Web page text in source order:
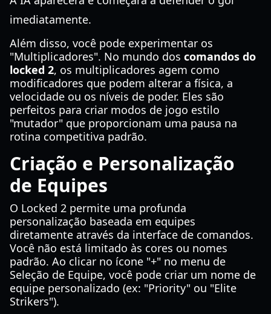
imediatamente.
Além disso, você pode experimentar os
"Multiplicadores". No mundo dos comandos do
locked 2, os multiplicadores agem como
modificadores que podem alterar a física, a
velocidade ou os níveis de poder. Eles são
perfeitos para criar modos de jogo estilo
"mutador" que proporcionam uma pausa na
rotina competitiva padrão.
Criação e Personalização
de Equipes
O Locked 2 permite uma profunda
personalização baseada em equipes
diretamente através da interface de comandos.
Você não está limitado às cores ou nomes
padrão. Ao clicar no ícone "+" no menu de
Seleção de Equipe, você pode criar um nome de
equipe personalizado (ex: "Priority" ou "Elite
Strikers").